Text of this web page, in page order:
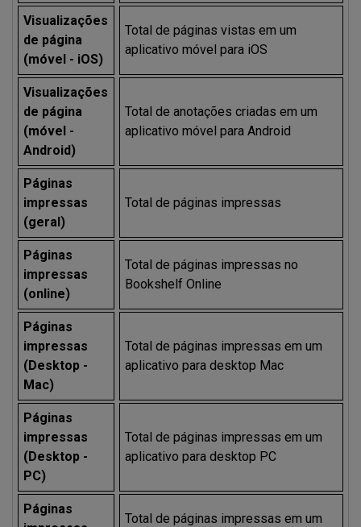
Visualizações
de página
(móvel - iOS)
Total de páginas vistas em um
aplicativo móvel para iOS
Visualizações
de página
(móvel -
Android)
Total de anotações criadas em um
aplicativo móvel para Android
Páginas
impressas
(geral)
Total de páginas impressas
Páginas
impressas
(online)
Total de páginas impressas no
Bookshelf Online
Páginas
impressas
(Desktop -
Mac)
Total de páginas impressas em um
aplicativo para desktop Mac
Páginas
impressas
(Desktop -
PC)
Total de páginas impressas em um
aplicativo para desktop PC
Páginas
Total de páginas impressas em um